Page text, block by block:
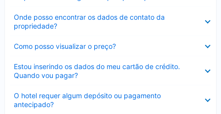
Onde posso encontrar os dados de contato da
propriedade?
Como posso visualizar o preço?
Estou inserindo os dados do meu cartão de crédito.
Quando vou pagar?
O hotel requer algum depósito ou pagamento
antecipado?